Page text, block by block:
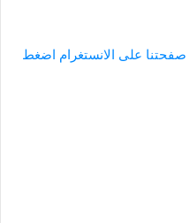
صفحتنا على الانستغرام اضغط